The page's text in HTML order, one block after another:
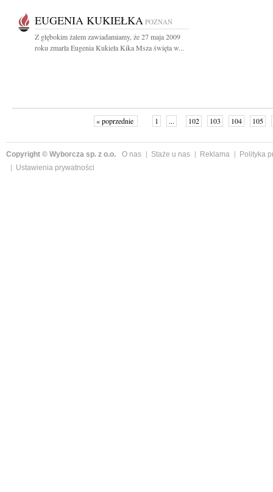
EUGENIA KUKIEŁKA POZNAŃ
Z głębokim żalem zawiadamiamy, że 27 maja 2009
roku zmarła Eugenia Kukieła Kika Msza święta w...
« poprzednie 1 ... 102 103 104 105
Copyright © Wyborcza sp. z o.o. O nas Staże u nas Reklama
Polityka
Ustawienia prywatności